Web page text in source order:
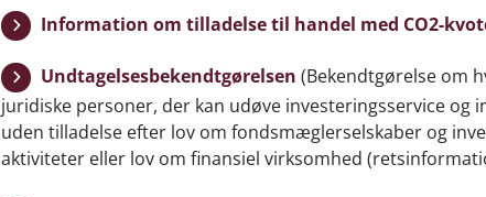
Information om tilladelse til handel med CO2-
Undtagelsesbekendtgørelsen (Bekendtgørelse om
juridiske personer, der kan udøve investeringsservice og
uden tilladelse efter lov om fondsmæglerselskaber og
aktiviteter eller lov om finansiel virksomhed